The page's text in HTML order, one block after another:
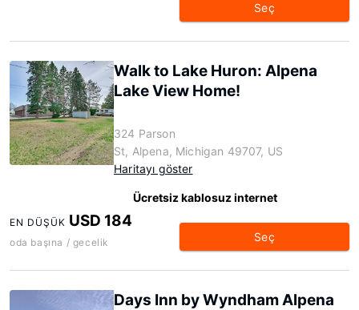
Seç
Walk to Lake Huron: Alpena
Lake View Home!
324 Parson
St, Alpena, Michigan 49707, US
Haritayı göster
Ücretsiz kablosuz internet
EN DÜŞÜK USD 184
oda başına / gecelik Seç
Days Inn by Wyndham Alpena